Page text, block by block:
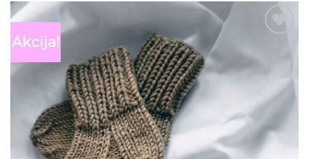
Akcija! Mėgstamiausias